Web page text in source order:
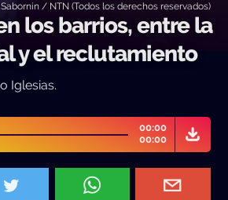
/ NTN (Todos los derechos reservados)
los barrios, entre la
y el reclutamiento
Iglesias.
00:00
00:00